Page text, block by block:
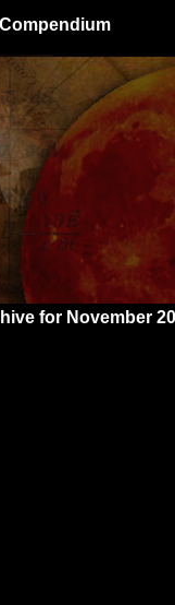
for November